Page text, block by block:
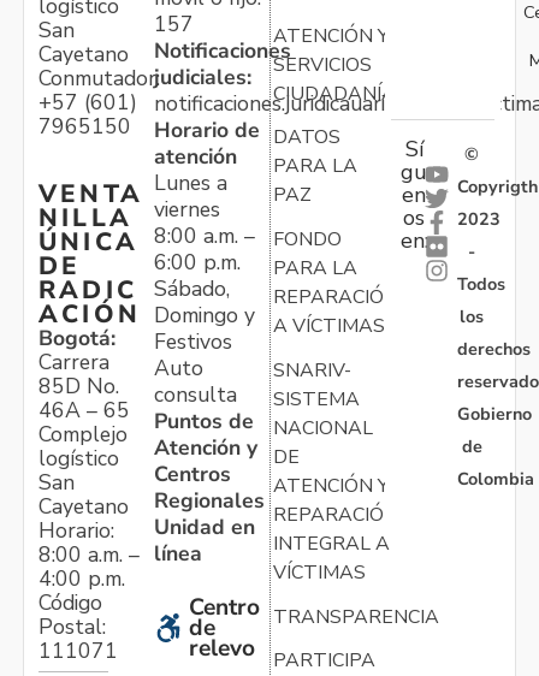
logístico
San
Cayetano
Conmutador:
+57 (601)
7965150
VENTA
NILLA
ÚNICA
DE
RADIC
ACIÓN
Bogotá:
Carrera
85D No.
46A – 65
Complejo
logístico
San
Cayetano
Horario:
8:00 a.m. –
4:00 p.m.
Código
Postal:
111071
157
Notificaciones
judiciales:
Horario de
atención
Lunes a
viernes
8:00 a.m. –
6:00 p.m.
Sábado,
Domingo y
Festivos
Auto
consulta
Puntos de
Atención y
Centros
Regionales
Unidad en
línea
Centro
de
relevo
ATENCIÓN Y
SERVICIOS
CIUDADANÍA
DATOS
PARA LA
PAZ
FONDO
PARA LA
REPARACIÓN
A VÍCTIMAS
SNARIV-
SISTEMA
NACIONAL
DE
ATENCIÓN Y
REPARACIÓN
INTEGRAL A
VÍCTIMAS
TRANSPARENCIA
PARTICIPA
Sí
gu
en
os
en:
©
Copyrigth
2023
-
Todos
los
derechos
Gobierno
de
Colombia